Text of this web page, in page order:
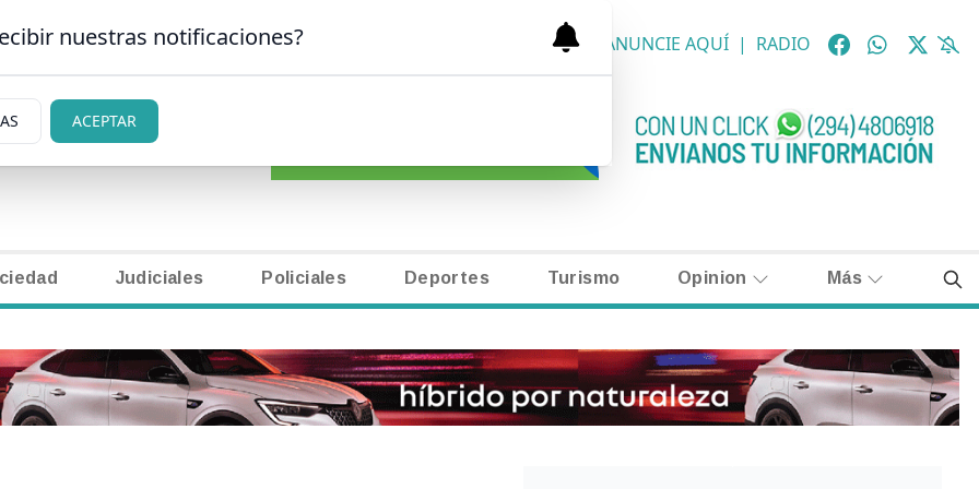
CARLOS DE BARILOCHE CLASIFICADOS NECROLÓGICAS ANUNCIE AQUÍ | RADIO
Judiciales Policiales Deportes Turismo Opinion Más
nuestras notificaciones?
ACEPTAR